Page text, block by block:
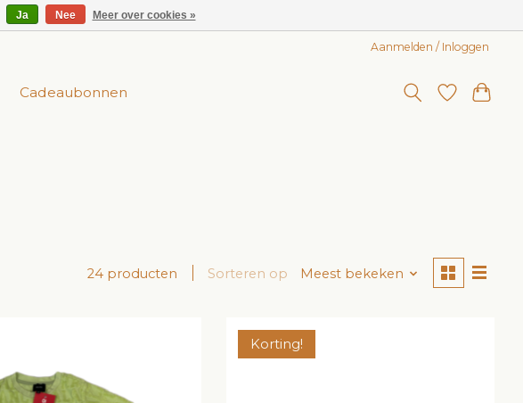
Aanmelden / Inloggen
Cadeaubonnen
24 producten Sorteren op Meest bekeken
Korting!
Ja Nee Meer over cookies »